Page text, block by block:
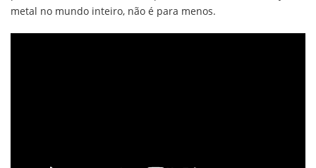
metal no mundo inteiro, não é para menos.